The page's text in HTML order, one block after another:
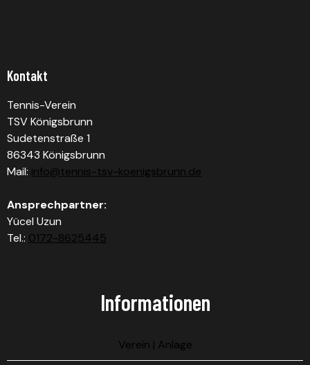
Kontakt
Tennis-Verein
TSV Königsbrunn
Sudetenstraße 1
86343 Königsbrunn
Mail: info@tennis-tsv-koenigsbrunn.de
Ansprechpartner:
Yücel Uzun
Tel.: 0172-8625445
Informationen
Verein | Anlage